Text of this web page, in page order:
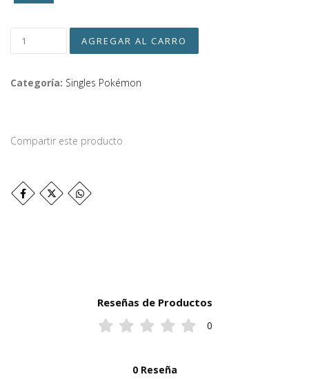
Categoría: Singles Pokémon
Compartir este producto
Reseñas de Productos
0
0 Reseña